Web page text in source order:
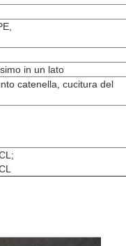
in un lato
catenella, cucitura del